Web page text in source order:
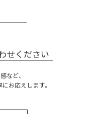
せください
など、
お応えします。